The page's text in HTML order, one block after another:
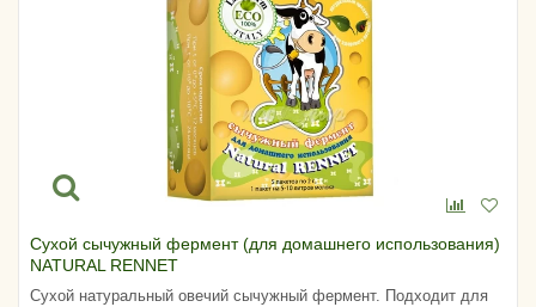
Сухой сычужный фермент (для домашнего использования)
NATURAL RENNET
Сухой натуральный овечий сычужный фермент. Подходит для